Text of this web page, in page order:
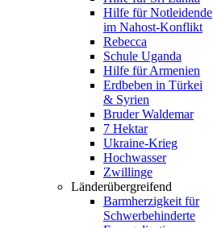
Hilfe für Notleidende
im Nahost-Konflikt
Rebecca
Schule Uganda
Hilfe für Armenien
Erdbeben in Türkei
& Syrien
Bruder Waldemar
7 Hektar
Ukraine-Krieg
Hochwasser
Zwillinge
Länderübergreifend
Barmherzigkeit für
Schwerbehinderte